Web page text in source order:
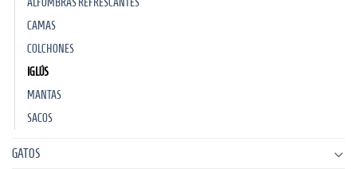
ALFOMBRAS REFRESCANTES
CAMAS
COLCHONES
IGLÚS
MANTAS
SACOS
GATOS